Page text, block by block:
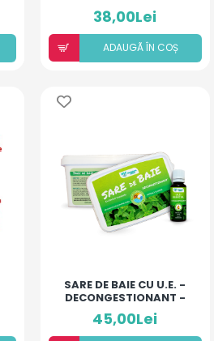
COLOIDAL SI
ANTIBIOTIC - COMPLEX
- 10 ML
38,00Lei
ADAUGÃ ÎN COȘ
SARE DE BAIE CU U.E. -
DECONGESTIONANT -
500MG
45,00Lei